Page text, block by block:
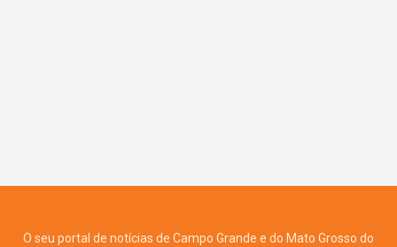
O seu portal de notícias de Campo Grande e do Mato Grosso do